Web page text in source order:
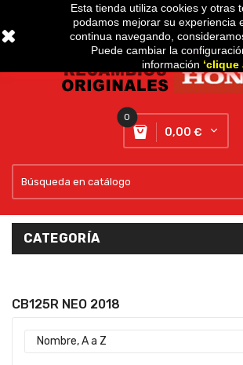
Setting expand_more
0
0,00 €
CATEGORÍA
CB125R NEO 2018
Nombre, A a Z
Esta tienda utiliza cookies y otras
podamos mejorar su experiencia
continua navegando,
Puede cambiar la
información ‘clique